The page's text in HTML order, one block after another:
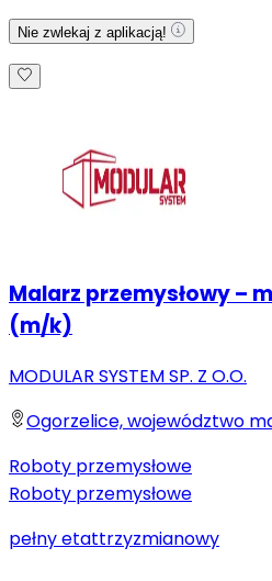
Nie zwlekaj z aplikacją!
Malarz przemysłowy –
(m/k)
MODULAR SYSTEM SP. Z O.O.
Ogorzelice, województwo
Roboty przemysłowe
Roboty przemysłowe
pełny etattrzyzmianowy